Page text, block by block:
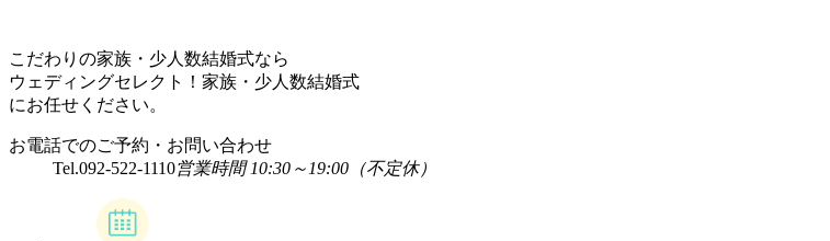
こだわりの家族・少人数結婚式なら
ウェディングセレクト！家族・少人数結婚式
にお任せください。
お電話でのご予約・お問い合わせ
Tel.092-522-1110営業時間 10:30～19:00（不定休）